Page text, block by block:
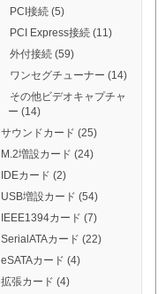
PCI接続(5)
PCI Express接続(11)
外付接続(59)
ワンセグチューナー (14)
その他ビデオキャプチャ
ー (14)
サウンドカード (25)
M.2増設カード (24)
IDEカード (2)
USB増設カード (54)
IEEE1394カード (7)
SerialATAカード (22)
eSATAカード (4)
拡張カード (4)